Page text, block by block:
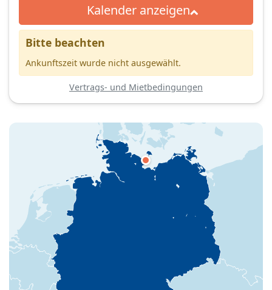
Kalender anzeigen
Bitte beachten
Ankunftszeit wurde nicht ausgewählt.
Vertrags- und Mietbedingungen